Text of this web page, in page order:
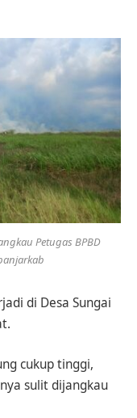
Petugas BPBD
di Desa Sungai
cukup tinggi,
sulit dijangkau